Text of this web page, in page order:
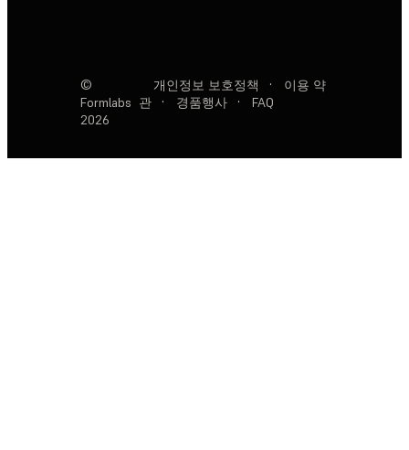
©
Formlabs
2026
개인정보 보호정책 ·
이용 약
관
· 경품행사 · FAQ